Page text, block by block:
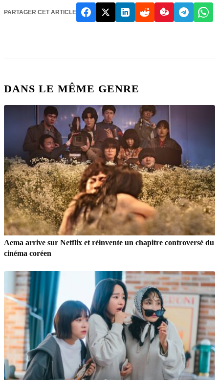
PARTAGER CET ARTICLE
DANS LE MÊME GENRE
Aema arrive sur Netflix et réinvente un chapitre controversé du
cinéma coréen